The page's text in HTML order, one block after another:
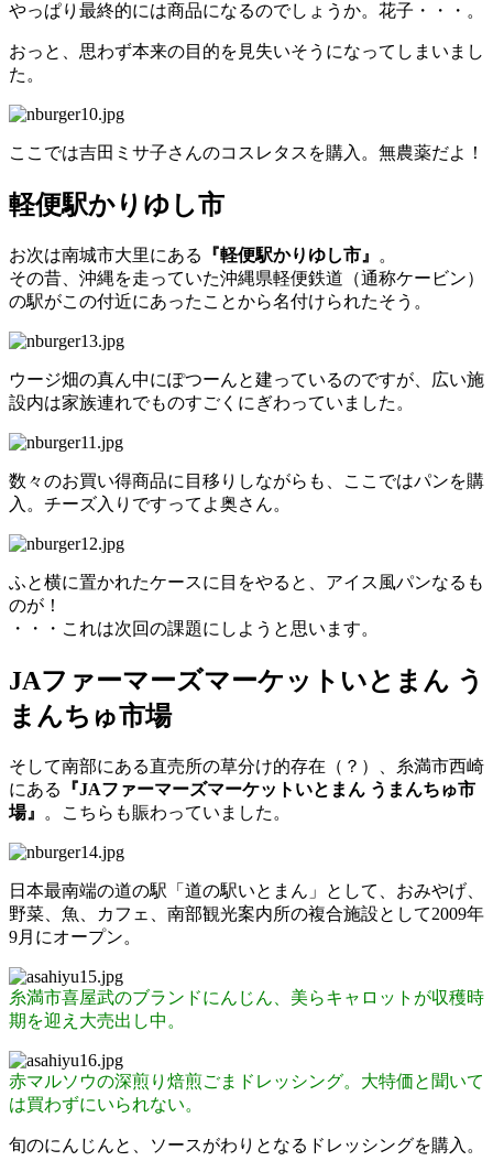
やっぱり最終的には商品になるのでしょうか。花子・・・。
おっと、思わず本来の目的を見失いそうになってしまいまし
た。
ここでは吉田ミサ子さんのコスレタスを購入。無農薬だよ！
軽便駅かりゆし市
お次は南城市大里にある 『軽便駅かりゆし市』
。
その昔、沖縄を走っていた沖縄県軽便鉄道（通称ケービン）
の駅がこの付近にあったことから名付けられたそう。
ウージ畑の真ん中にぽつーんと建っているのですが、広い施
設内は家族連れでものすごくにぎわっていました。
数々のお買い得商品に目移りしながらも、ここではパンを購
入。チーズ入りですってよ奥さん。
ふと横に置かれたケースに目をやると、アイス風パンなるも
のが！
・・・これは次回の課題にしようと思います。
JAファーマーズマーケットいとまん う
まんちゅ市場
そして南部にある直売所の草分け的存在（？）、糸満市西崎
にある
『JAファーマーズマーケットいとまん うまんちゅ市
場』
。こちらも賑わっていました。
日本最南端の道の駅「道の駅いとまん」として、おみやげ、
野菜、魚、カフェ、南部観光案内所の複合施設として2009年
9月にオープン。
糸満市喜屋武のブランドにんじん、美らキャロットが収穫時
期を迎え大売出し中。
赤マルソウの深煎り焙煎ごまドレッシング。大特価と聞いて
は買わずにいられない。
旬のにんじんと、ソースがわりとなるドレッシングを購入。